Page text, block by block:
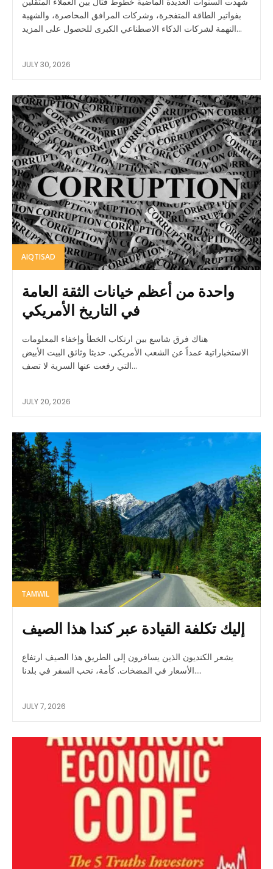
بفواتير الطاقة المتفجرة، وشركات المرافق المحاصرة، والشهية
النهمة لشركات الذكاء الاصطناعي الكبرى للحصول على المزيد...
JULY 30, 2026
AIQTISAD
واحدة من أعظم خيانات الثقة العامة
في التاريخ الأمريكي
هناك فرق شاسع بين ارتكاب الخطأ وإخفاء المعلومات
الاستخباراتية عمداً عن الشعب الأمريكي. حديثا وثائق البيت الأبيض
التي رفعت عنها السرية لا تصف...
JULY 20, 2026
TAMWIL
إليك تكلفة القيادة عبر كندا هذا الصيف
يشعر الكنديون الذين يسافرون إلى الطريق هذا الصيف ارتفاع
الأسعار في المضخات. كأمة، نحب السفر في بلدنا....
JULY 7, 2026